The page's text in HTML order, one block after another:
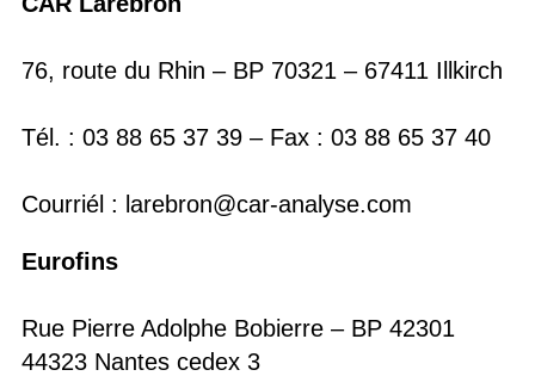
76, route du Rhin – BP 70321 – 67411 Illkirch
Tél. : 03 88 65 37 39 – Fax : 03 88 65 37 40
Courriél : larebron@car-analyse.com
Eurofins
Rue Pierre Adolphe Bobierre – BP 42301
44323 Nantes cedex 3